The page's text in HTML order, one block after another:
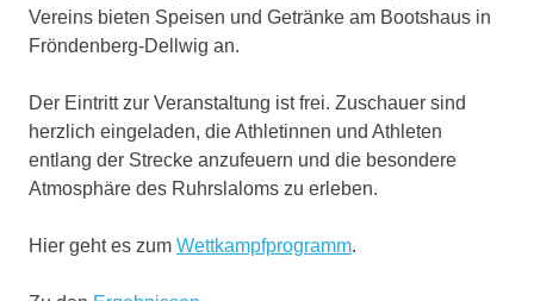
Vereins bieten Speisen und Getränke am Bootshaus in
Fröndenberg-Dellwig an.
Der Eintritt zur Veranstaltung ist frei. Zuschauer sind
herzlich eingeladen, die Athletinnen und Athleten
entlang der Strecke anzufeuern und die besondere
Atmosphäre des Ruhrslaloms zu erleben.
Hier geht es zum Wettkampfprogramm.